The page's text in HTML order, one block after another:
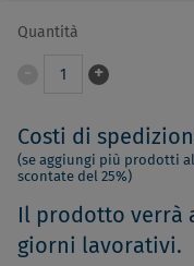
Quantità
1 +
Costi di
(se aggiungi più prodotti
scontate del 25%)
Il prodotto verrà
giorni lavorativi.